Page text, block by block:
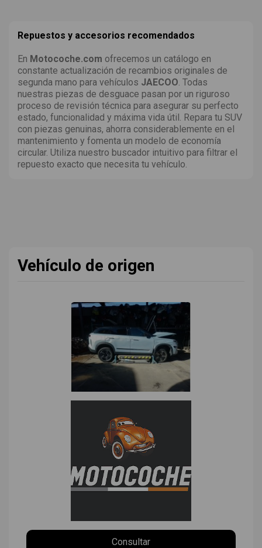
Repuestos y accesorios recomendados
En Motocoche.com ofrecemos un catálogo en
constante actualización de recambios originales de
segunda mano para vehículos JAECOO . Todas
nuestras piezas de desguace pasan por un riguroso
proceso de revisión técnica para asegurar su perfecto
estado, funcionalidad y máxima vida útil. Repara tu SUV
con piezas genuinas, ahorra considerablemente en el
mantenimiento y fomenta un modelo de economía
circular. Utiliza nuestro buscador intuitivo para filtrar el
repuesto exacto que necesita tu vehículo.
Vehículo de origen
Consultar